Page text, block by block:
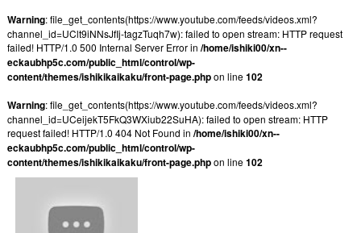
Warning: file_get_contents(https://www.youtube.com/feeds/videos.xml?
channel_id=UClt9iNNsJfIj-tagzTuqh7w): failed to open stream: HTTP request
failed! HTTP/1.0 500 Internal Server Error in /home/ishiki00/xn--
eckaubhp5c.com/public_html/control/wp-
content/themes/ishikikaikaku/front-page.phpon line102
Warning: file_get_contents(https://www.youtube.com/feeds/videos.xml?
channel_id=UCeijekT5FkQ3WXiub22SuHA): failed to open stream: HTTP
request failed! HTTP/1.0 404 Not Found in /home/ishiki00/xn--
eckaubhp5c.com/public_html/control/wp-
content/themes/ishikikaikaku/front-page.phpon line102